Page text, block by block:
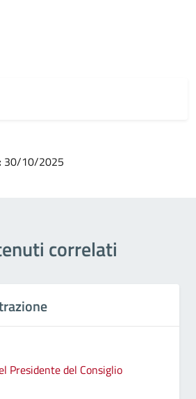
30/10/2025
correlati
Presidente del Consiglio